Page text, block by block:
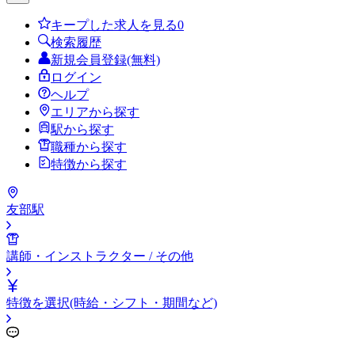
キープした求人を見る0
検索履歴
新規会員登録(無料)
ログイン
ヘルプ
エリアから探す
駅から探す
職種から探す
特徴から探す
友部駅
講師・インストラクター / その他
特徴を選択(時給・シフト・期間など)